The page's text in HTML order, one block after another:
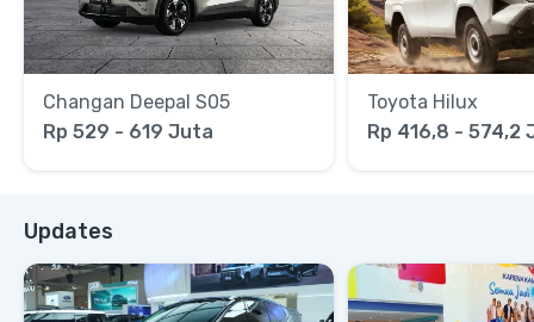
Changan Deepal S05
Rp 529 - 619 Juta
Toyota Hilux
Rp 416,8 - 574,2
Updates